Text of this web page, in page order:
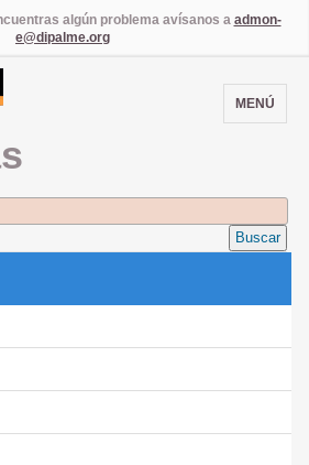
algún problema avísanos a admon-
e@dipalme.org
MENÚ
Buscar